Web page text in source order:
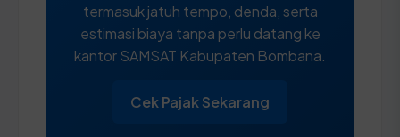
termasuk jatuh tempo, denda, serta
estimasi biaya tanpa perlu datang ke
kantor SAMSAT Kabupaten Bombana.
Cek Pajak Sekarang